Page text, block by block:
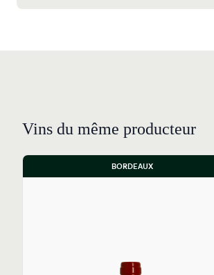
Vins du même producteur
BORDEAUX